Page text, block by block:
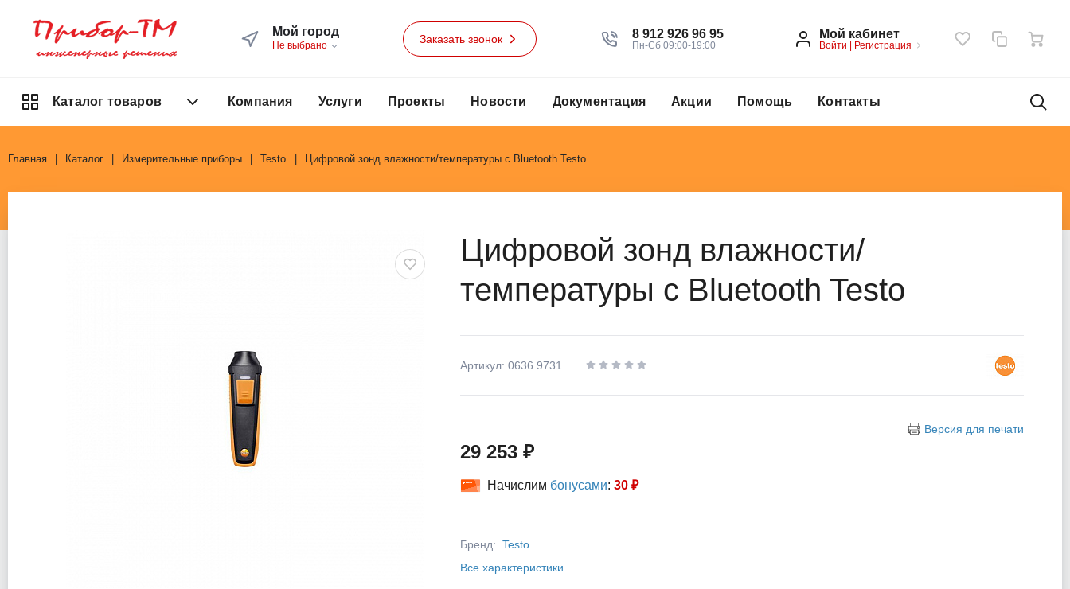
Мой город
Не выбрано
Заказать звонок 8 912 926 96 95
Пн-Сб 09:00-19:00
Мой кабинет
Войти | Регистрация
Каталог товаров Компания Услуги Проекты Новости Документация Акции Помощь Контакты
Главная Каталог Измерительные приборы Testo Цифровой зонд влажности/температуры с Bluetooth Testo
Цифровой зонд влажности/
температуры с Bluetooth Testo
Артикул: 0636 9731
Версия для печати
29 253 ₽
Начислим бонусами: 30 ₽
Бренд: Testo
Все характеристики